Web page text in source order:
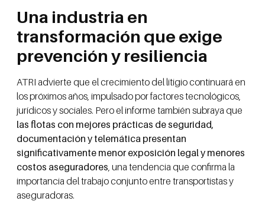
Una industria en
transformación que exige
prevención y resiliencia
ATRI advierte que el crecimiento del litigio continuará en
los próximos años, impulsado por factores tecnológicos,
jurídicos y sociales. Pero el informe también subraya que
las flotas con mejores prácticas de seguridad,
documentación y telemática presentan
significativamente menor exposición legal y menores
costos aseguradores, una tendencia que confirma la
importancia del trabajo conjunto entre transportistas y
aseguradoras.